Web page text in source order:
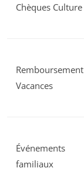
Chèques Culture
Remboursement
Vacances
Événements
familiaux